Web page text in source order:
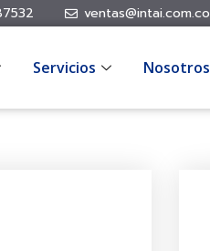
ventas@intai.com.co
Servicios Nosotros